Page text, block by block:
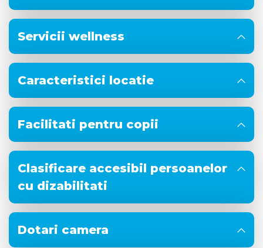
Servicii wellness
Caracteristici locatie
Facilitati pentru copii
Clasificare accesibil persoanelor
cu dizabilitati
Dotari camera